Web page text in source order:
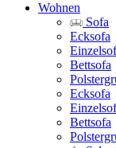
Wohnen
Sofa
Ecksofa
Bettsofa
Ecksofa
Bettsofa